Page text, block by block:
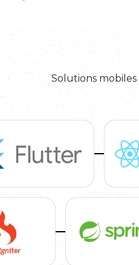
Solutions